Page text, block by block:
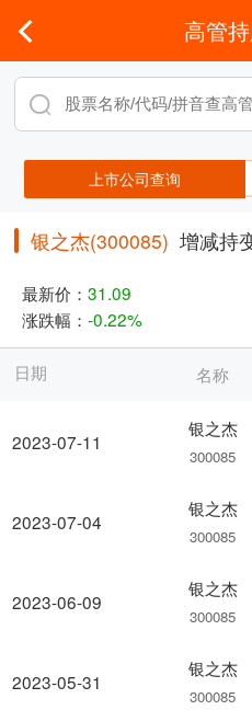
高管
上市公司查询
银之杰(300085) 增减持
最新价： 31.09
涨跌幅： -0.22%
日期
2023-07-11
2023-07-04
2023-06-09
2023-05-31
名称
银之杰
300085
银之杰
300085
银之杰
300085
银之杰
300085